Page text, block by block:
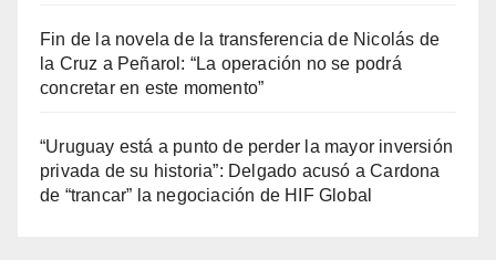
Fin de la novela de la transferencia de Nicolás de
la Cruz a Peñarol: “La operación no se podrá
concretar en este momento”
“Uruguay está a punto de perder la mayor inversión
privada de su historia”: Delgado acusó a Cardona
de “trancar” la negociación de HIF Global